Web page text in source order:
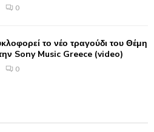
0
το νέο τραγούδι του Θέμη
Sony Music Greece (video)
0